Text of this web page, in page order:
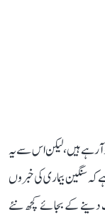
نظر تو آ رہے ہیں، لیکن اس سے یہ
سنگین بیماری کی خبروں
دینے کے بجائے کچھ نئے